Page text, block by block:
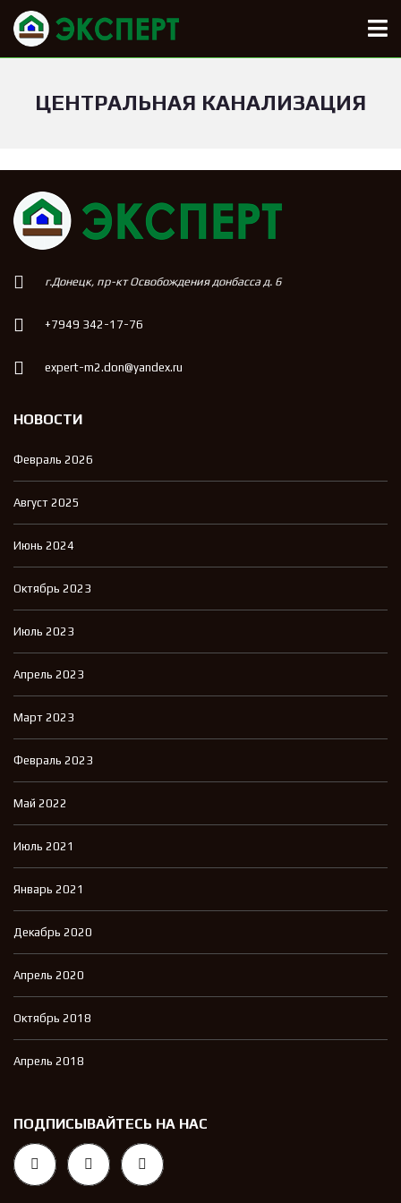
ЦЕНТРАЛЬНАЯ КАНАЛИЗАЦИЯ
г.Донецк, пр-кт Освобождения донбасса д. 6
+7949 342-17-76
expert-m2.don@yandex.ru
НОВОСТИ
Февраль 2026
Август 2025
Июнь 2024
Октябрь 2023
Июль 2023
Апрель 2023
Март 2023
Февраль 2023
Май 2022
Июль 2021
Январь 2021
Декабрь 2020
Апрель 2020
Октябрь 2018
Апрель 2018
ПОДПИСЫВАЙТЕСЬ НА НАС